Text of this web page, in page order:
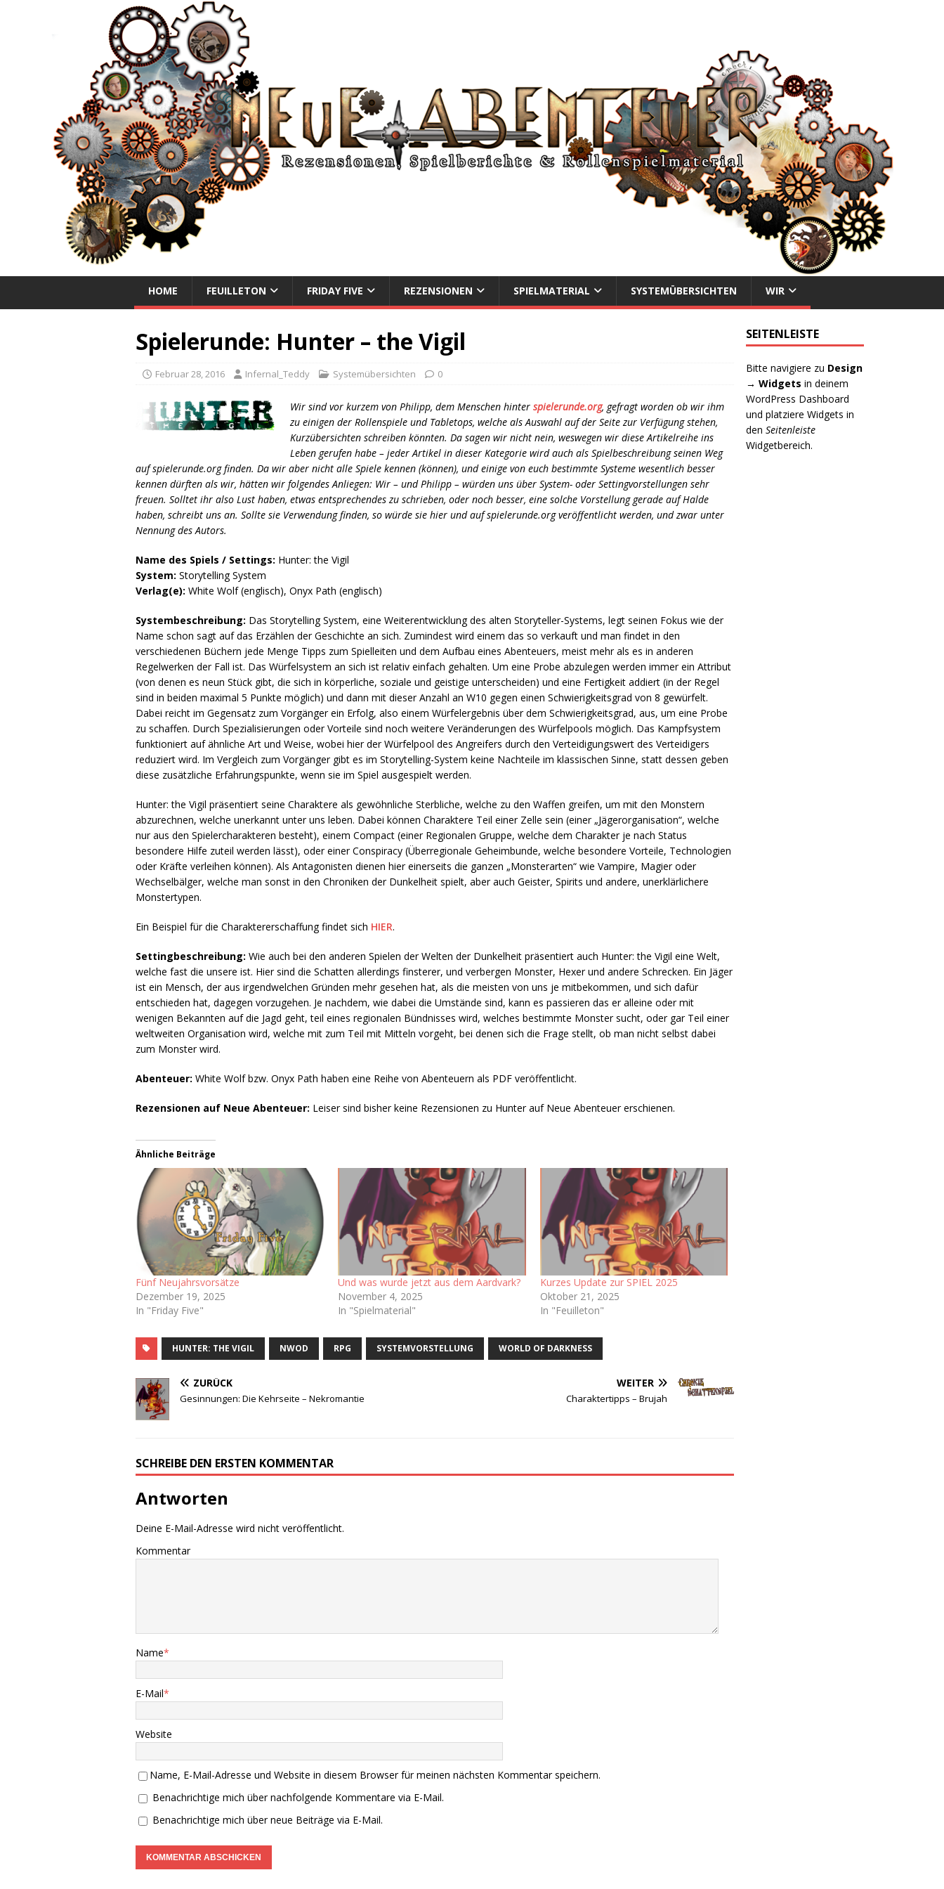
NEUE ABENTEUER
HOME FEUILLETON FRIDAY FIVE REZENSIONEN SPIELMATERIAL SYSTEMÜBERSICHTEN WIR
Spielerunde: Hunter – the Vigil
Februar 28, 2016 Infernal_Teddy Systemübersichten 0
Wir sind vor kurzem von Philipp, dem Menschen hinterspielerunde.org, gefragt worden ob wir ihm
zu einigen der Rollenspiele und Tabletops, welche als Auswahl auf der Seite zur Verfügung stehen,
Kurzübersichten schreiben könnten. Da sagen wir nicht nein, weswegen wir diese Artikelreihe ins
Leben gerufen habe – jeder Artikel in dieser Kategorie wird auch als Spielbeschreibung seinen Weg
auf spielerunde.org finden. Da wir aber nicht alle Spiele kennen (können), und einige von euch bestimmte Systeme wesentlich besser
kennen dürften als wir, hätten wir folgendes Anliegen: Wir – und Philipp – würden uns über System- oder Settingvorstellungen sehr
freuen. Solltet ihr also Lust haben, etwas entsprechendes zu schrieben, oder noch besser, eine solche Vorstellung gerade auf Halde
haben, schreibt uns an. Sollte sie Verwendung finden, so würde sie hier und auf spielerunde.org veröffentlicht werden, und zwar unter
Nennung des Autors.
Name des Spiels / Settings: Hunter: the Vigil
System: Storytelling System
Verlag(e): White Wolf (englisch), Onyx Path (englisch)
Systembeschreibung: Das Storytelling System, eine Weiterentwicklung des alten Storyteller-Systems, legt seinen Fokus wie der
Name schon sagt auf das Erzählen der Geschichte an sich. Zumindest wird einem das so verkauft und man findet in den
verschiedenen Büchern jede Menge Tipps zum Spielleiten und dem Aufbau eines Abenteuers, meist mehr als es in anderen
Regelwerken der Fall ist. Das Würfelsystem an sich ist relativ einfach gehalten. Um eine Probe abzulegen werden immer ein Attribut
(von denen es neun Stück gibt, die sich in körperliche, soziale und geistige unterscheiden) und eine Fertigkeit addiert (in der Regel
sind in beiden maximal 5 Punkte möglich) und dann mit dieser Anzahl an W10 gegen einen Schwierigkeitsgrad von 8 gewürfelt.
Dabei reicht im Gegensatz zum Vorgänger ein Erfolg, also einem Würfelergebnis über dem Schwierigkeitsgrad, aus, um eine Probe
zu schaffen. Durch Spezialisierungen oder Vorteile sind noch weitere Veränderungen des Würfelpools möglich. Das Kampfsystem
funktioniert auf ähnliche Art und Weise, wobei hier der Würfelpool des Angreifers durch den Verteidigungswert des Verteidigers
reduziert wird. Im Vergleich zum Vorgänger gibt es im Storytelling-System keine Nachteile im klassischen Sinne, statt dessen geben
diese zusätzliche Erfahrungspunkte, wenn sie im Spiel ausgespielt werden.
Hunter: the Vigil präsentiert seine Charaktere als gewöhnliche Sterbliche, welche zu den Waffen greifen, um mit den Monstern
abzurechnen, welche unerkannt unter uns leben. Dabei können Charaktere Teil einer Zelle sein (einer „Jägerorganisation“, welche
nur aus den Spielercharakteren besteht), einem Compact (einer Regionalen Gruppe, welche dem Charakter je nach Status
besondere Hilfe zuteil werden lässt), oder einer Conspiracy (Überregionale Geheimbunde, welche besondere Vorteile, Technologien
oder Kräfte verleihen können). Als Antagonisten dienen hier einerseits die ganzen „Monsterarten“ wie Vampire, Magier oder
Wechselbälger, welche man sonst in den Chroniken der Dunkelheit spielt, aber auch Geister, Spirits und andere, unerklärlichere
Monstertypen.
Ein Beispiel für die Charaktererschaffung findet sich HIER.
Settingbeschreibung: Wie auch bei den anderen Spielen der Welten der Dunkelheit präsentiert auch Hunter: the Vigil eine Welt,
welche fast die unsere ist. Hier sind die Schatten allerdings finsterer, und verbergen Monster, Hexer und andere Schrecken. Ein Jäger
ist ein Mensch, der aus irgendwelchen Gründen mehr gesehen hat, als die meisten von uns je mitbekommen, und sich dafür
entschieden hat, dagegen vorzugehen. Je nachdem, wie dabei die Umstände sind, kann es passieren das er alleine oder mit
wenigen Bekannten auf die Jagd geht, teil eines regionalen Bündnisses wird, welches bestimmte Monster sucht, oder gar Teil einer
weltweiten Organisation wird, welche mit zum Teil mit Mitteln vorgeht, bei denen sich die Frage stellt, ob man nicht selbst dabei
zum Monster wird.
Abenteuer: White Wolf bzw. Onyx Path haben eine Reihe von Abenteuern als PDF veröffentlicht.
Rezensionen auf Neue Abenteuer: Leiser sind bisher keine Rezensionen zu Hunter auf Neue Abenteuer erschienen.
Ähnliche Beiträge
Fünf Neujahrsvorsätze
Dezember 19, 2025
In "Friday Five"
Und was wurde jetzt aus dem Aardvark?
November 4, 2025
In "Spielmaterial"
Kurzes Update zur SPIEL 2025
Oktober 21, 2025
In "Feuilleton"
HUNTER: THE VIGIL NWOD RPG SYSTEMVORSTELLUNG WORLD OF DARKNESS
ZURÜCK
Gesinnungen: Die Kehrseite – Nekromantie
WEITER
Charaktertipps – Brujah
SCHREIBE DEN ERSTEN KOMMENTAR
Antworten
Deine E-Mail-Adresse wird nicht veröffentlicht.
Kommentar
Name*
E-Mail*
Website
Name, E-Mail-Adresse und Website in diesem Browser für meinen nächsten Kommentar speichern.
Benachrichtige mich über nachfolgende Kommentare via E-Mail.
Benachrichtige mich über neue Beiträge via E-Mail.
SEITENLEISTE
Bitte navigiere zu Design
→ Widgets in deinem
WordPress Dashboard
und platziere Widgets in
denSeitenleiste
Widgetbereich.